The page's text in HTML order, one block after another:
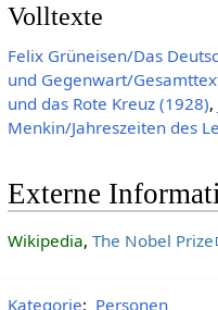
Volltexte
Felix Grüneisen/Das
und Gegenwart/
und das Rote Kreuz (1928),
Menkin/Jahreszeiten des
Externe
Wikipedia, The Nobel Prize
Kategorie: Personen